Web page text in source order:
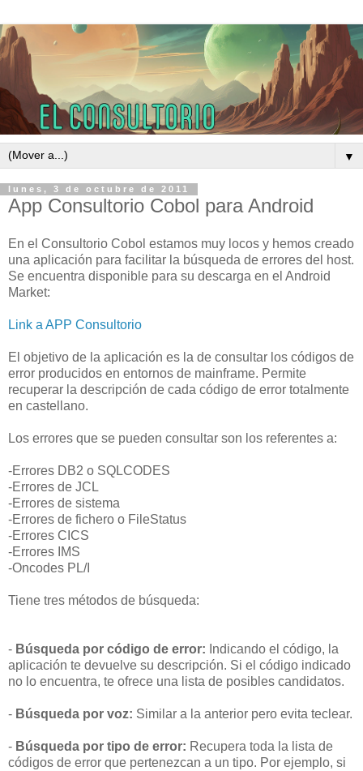
▼
lunes, 3 de octubre de 2011
App Consultorio Cobol para Android
En el Consultorio Cobol estamos muy locos y hemos creado
una aplicación para facilitar la búsqueda de errores del host.
Se encuentra disponible para su descarga en el Android
Market:
Link a APP Consultorio
El objetivo de la aplicación es la de consultar los códigos de
error producidos en entornos de mainframe. Permite
recuperar la descripción de cada código de error totalmente
en castellano.
Los errores que se pueden consultar son los referentes a:
-Errores DB2 o SQLCODES
-Errores de JCL
-Errores de sistema
-Errores de fichero o FileStatus
-Errores CICS
-Errores IMS
-Oncodes PL/I
Tiene tres métodos de búsqueda:
- Búsqueda por código de error: Indicando el código, la
aplicación te devuelve su descripción. Si el código indicado
no lo encuentra, te ofrece una lista de posibles candidatos.
- Búsqueda por voz: Similar a la anterior pero evita teclear.
- Búsqueda por tipo de error: Recupera toda la lista de
códigos de error que pertenezcan a un tipo. Por ejemplo, si